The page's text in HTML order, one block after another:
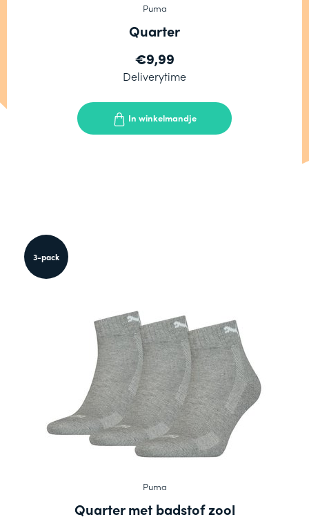
Puma
Quarter
€9,99
Deliverytime
In winkelmandje
3-pack
Puma
Quarter met badstof zool